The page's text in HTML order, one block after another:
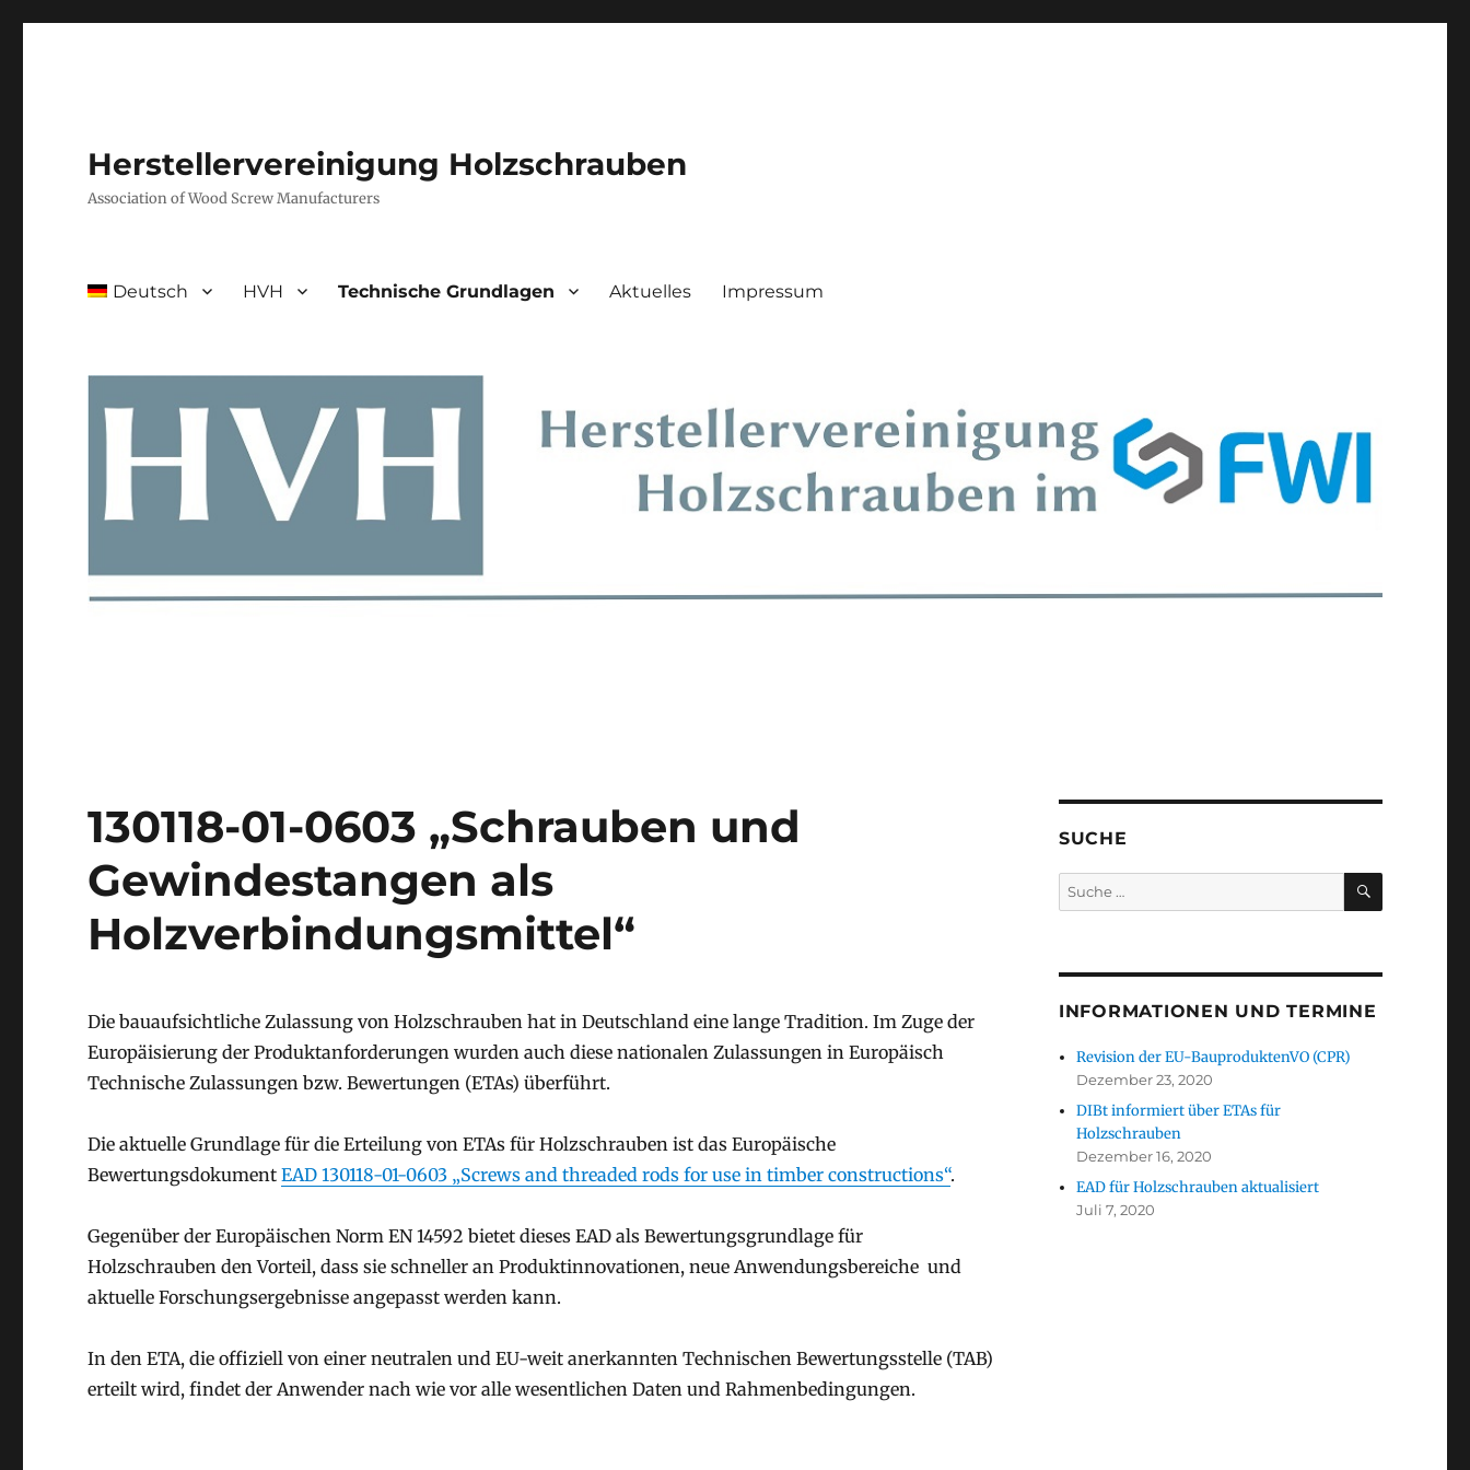
Herstellervereinigung Holzschrauben
Association of Wood Screw Manufacturers
Deutsch HVH Technische Grundlagen Aktuelles Impressum
130118-01-0603 „Schrauben und
Gewindestangen als
Holzverbindungsmittel“
Die bauaufsichtliche Zulassung von Holzschrauben hat in Deutschland eine lange Tradition. Im Zuge der
Europäisierung der Produktanforderungen wurden auch diese nationalen Zulassungen in Europäisch
Technische Zulassungen bzw. Bewertungen (ETAs) überführt.
Die aktuelle Grundlage für die Erteilung von ETAs für Holzschrauben ist das Europäische
BewertungsdokumentEAD 130118-01-0603 „Screws and threaded rods for use in timber constructions“.
Gegenüber der Europäischen Norm EN 14592 bietet dieses EAD als Bewertungsgrundlage für
Holzschrauben den Vorteil, dass sie schneller an Produktinnovationen, neue Anwendungsbereiche und
aktuelle Forschungsergebnisse angepasst werden kann.
In den ETA, die offiziell von einer neutralen und EU-weit anerkannten Technischen Bewertungsstelle (TAB)
erteilt wird, findet der Anwender nach wie vor alle wesentlichen Daten und Rahmenbedingungen.
SUCHE
Suche
nach:
SUCHEN
INFORMATIONEN UND TERMINE
Revision der EU-BauproduktenVO (CPR)
Dezember 23, 2020
DIBt informiert über ETAs für
Holzschrauben
Dezember 16, 2020
EAD für Holzschrauben aktualisiert
Juli 7, 2020